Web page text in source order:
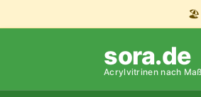
🏖️
sora.de
Acrylvitrinen nach Maß